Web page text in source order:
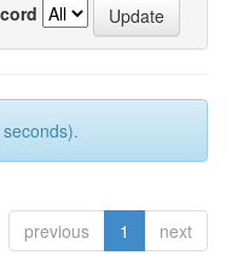
previous 1 next